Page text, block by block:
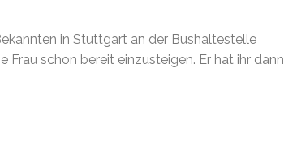
in Stuttgart an der Bushaltestelle
schon bereit einzusteigen. Er hat ihr dann